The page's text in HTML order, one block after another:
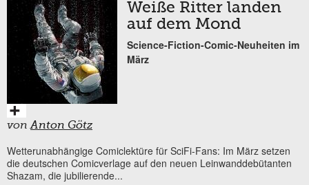
Weiße Ritter landen
auf dem Mond
Science-Fiction-Comic-Neuheiten im
März
vonAnton Götz
Wetterunabhängige Comiclektüre für SciFi-Fans: Im März setzen
die deutschen Comicverlage auf den neuen Leinwanddebütanten
Shazam, die jubilierende...